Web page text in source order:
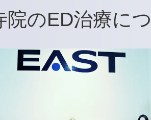
院のED治療に